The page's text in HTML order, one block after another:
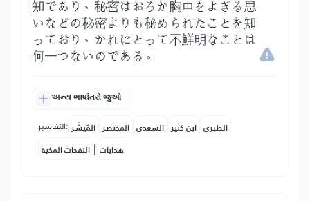
知であり、秘密はおろか胸中をよぎる思
いなどの秘密よりも秘められたことを知
っており、かれにとって不鮮明なことは
何一つないのである。
અન્ય ભાષાંતરો જુઓ
التفاسير: المُيسَّر المختصر السعدي ابن كثير الطبري
النفحات المكية | هدايات